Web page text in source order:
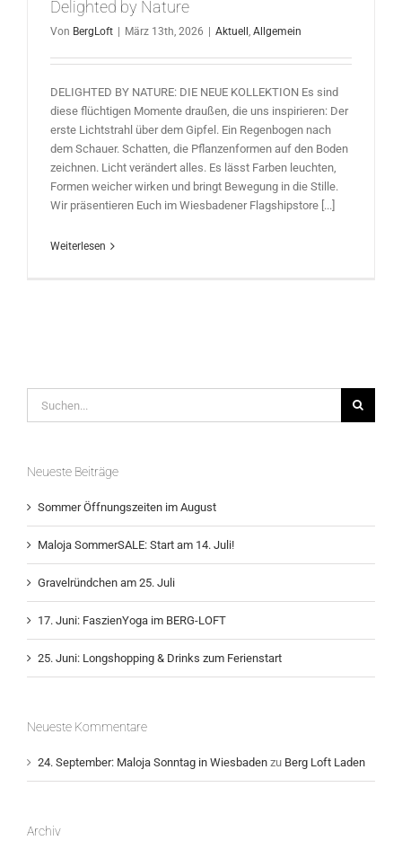
Delighted by Nature
Von BergLoft März 13th, 2026 Aktuell , Allgemein
DELIGHTED BY NATURE: DIE NEUE KOLLEKTION Es sind
diese flüchtigen Momente draußen, die uns inspirieren: Der
erste Lichtstrahl über dem Gipfel. Ein Regenbogen nach
dem Schauer. Schatten, die Pflanzenformen auf den Boden
zeichnen. Licht verändert alles. Es lässt Farben leuchten,
Formen weicher wirken und bringt Bewegung in die Stille.
Wir präsentieren Euch im Wiesbadener Flagshipstore [...]
Weiterlesen
Neueste Beiträge
Sommer Öffnungszeiten im August
Maloja SommerSALE: Start am 14. Juli!
Gravelründchen am 25. Juli
17. Juni: FaszienYoga im BERG-LOFT
25. Juni: Longshopping & Drinks zum Ferienstart
Neueste Kommentare
24. September: Maloja Sonntag in Wiesbaden zu Berg Loft Laden
Archiv